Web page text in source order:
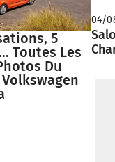
5
Toutes Les
Du
04/